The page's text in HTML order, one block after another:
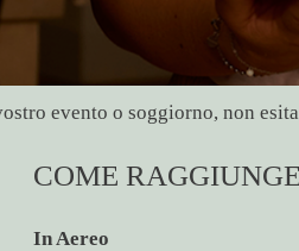
evento o soggiorno, non
COME
In Aereo